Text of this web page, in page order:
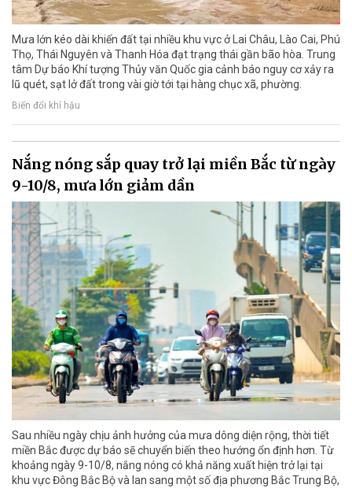
Mưa lớn kéo dài khiến đất tại nhiều khu vực ở Lai Châu, Lào Cai, Phú
Thọ, Thái Nguyên và Thanh Hóa đạt trạng thái gần bão hòa. Trung
tâm Dự báo Khí tượng Thủy văn Quốc gia cảnh báo nguy cơ xảy ra
lũ quét, sạt lở đất trong vài giờ tới tại hàng chục xã, phường.
Biến đổi khí hậu
Nắng nóng sắp quay trở lại miền Bắc từ ngày
9-10/8, mưa lớn giảm dần
Sau nhiều ngày chịu ảnh hưởng của mưa dông diện rộng, thời tiết
miền Bắc được dự báo sẽ chuyển biến theo hướng ổn định hơn. Từ
khoảng ngày 9-10/8, nắng nóng có khả năng xuất hiện trở lại tại
khu vực Đông Bắc Bộ và lan sang một số địa phương Bắc Trung Bộ,